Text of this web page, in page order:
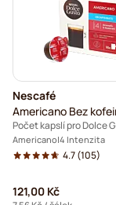
Nescafé
Americano Bez
Počet kapslí pro Dolce
Americano 4 Intenzita
4.7(105)
121,00 Kč